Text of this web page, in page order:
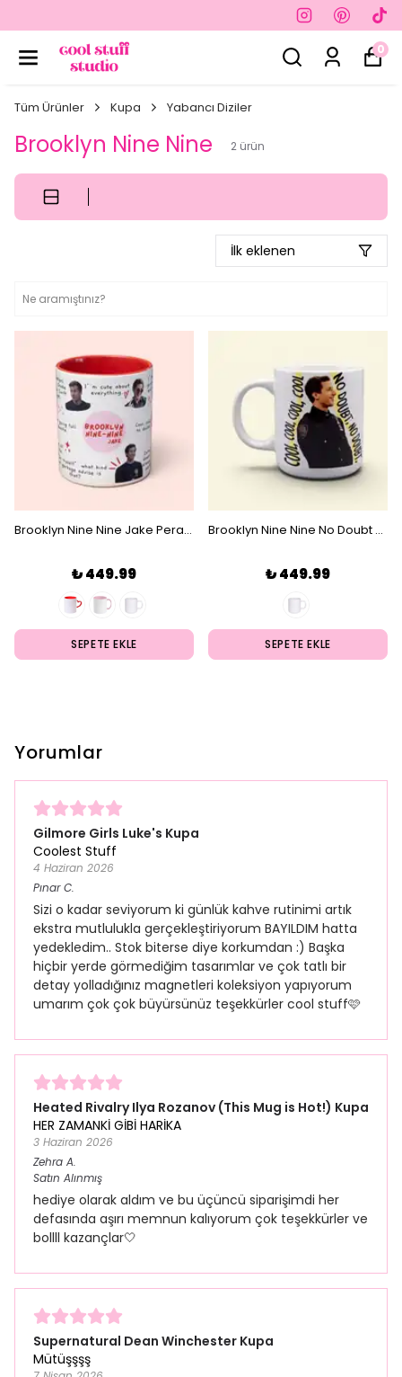
0
Tüm Ürünler Kupa Yabancı Diziler
Brooklyn Nine Nine 2 ürün
İlk eklenen
Brooklyn Nine Nine Jake Peralta Kupa
₺ 449.99
SEPETE EKLE
Brooklyn Nine Nine No Doubt Kupa
₺ 449.99
SEPETE EKLE
Yorumlar
Gilmore Girls Luke's Kupa
Coolest Stuff
4 Haziran 2026
Pınar C.
Sizi o kadar seviyorum ki günlük kahve rutinimi artık
ekstra mutlulukla gerçekleştiriyorum BAYILDIM hatta
yedekledim.. Stok biterse diye korkumdan :) Başka
hiçbir yerde görmediğim tasarımlar ve çok tatlı bir
detay yolladığınız magnetleri koleksiyon yapıyorum
umarım çok çok büyürsünüz teşekkürler cool stuff🩷
Heated Rivalry Ilya Rozanov (This Mug is Hot!) Kupa
HER ZAMANKİ GİBİ HARİKA
3 Haziran 2026
Zehra A.
Satın Alınmış
hediye olarak aldım ve bu üçüncü siparişimdi her
defasında aşırı memnun kalıyorum çok teşekkürler ve
bollll kazançlar🤍
Supernatural Dean Winchester Kupa
Mütüşşşş